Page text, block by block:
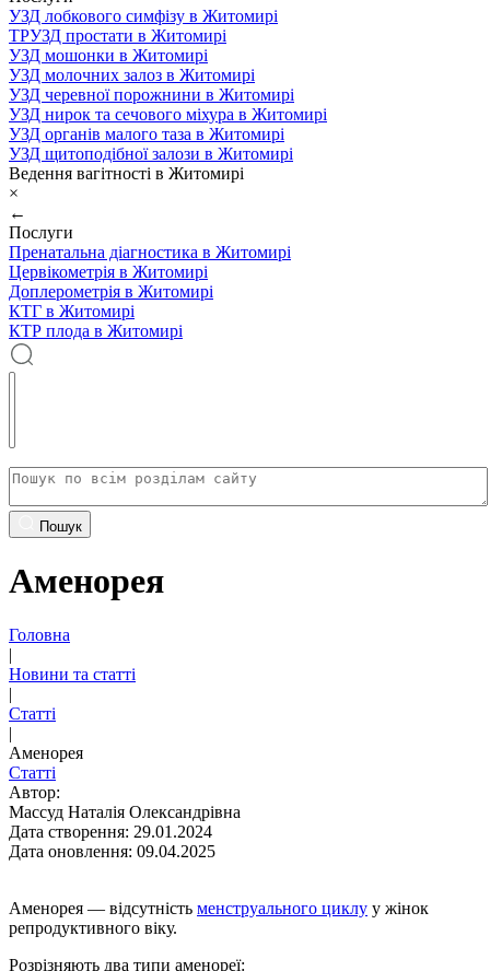
УЗД лобкового симфізу в Житомирі
ТРУЗД простати в Житомирі
УЗД мошонки в Житомирі
УЗД молочних залоз в Житомирі
УЗД черевної порожнини в Житомирі
УЗД нирок та сечового міхура в Житомирі
УЗД органів малого таза в Житомирі
УЗД щитоподібної залози в Житомирі
Ведення вагітності в Житомирі
×
←
Послуги
Пренатальна діагностика в Житомирі
Цервікометрія в Житомирі
Доплерометрія в Житомирі
КТГ в Житомирі
КТР плода в Житомирі
Пошук
Аменорея
Головна
|
Новини та статті
|
Статті
|
Аменорея
Статті
Автор:
Массуд Наталія Олександрівна
Дата створення: 29.01.2024
Дата оновлення: 09.04.2025
Аменорея — відсутність менструального циклу у жінок
репродуктивного віку.
Розрізняють два типи аменореї: